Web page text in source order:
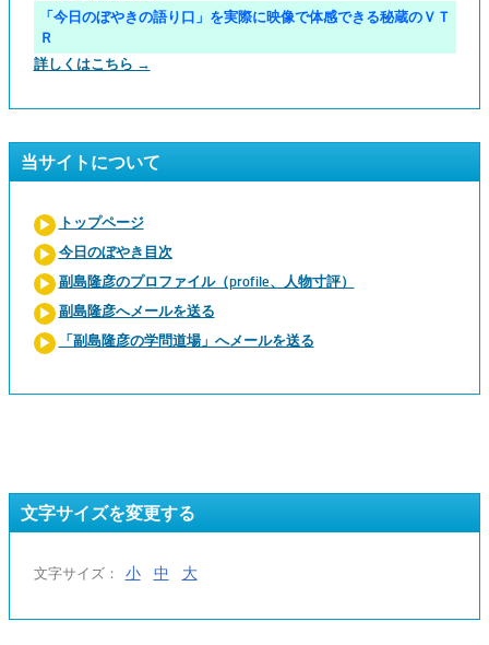
「今日のぼやきの語り口」を実際に映像で体感できる秘蔵のＶＴ
Ｒ
詳しくはこちら →
当サイトについて
トップページ
今日のぼやき目次
副島隆彦のプロファイル（profile、人物寸評）
副島隆彦へメールを送る
「副島隆彦の学問道場」へメールを送る
文字サイズを変更する
文字サイズ： 小 中 大